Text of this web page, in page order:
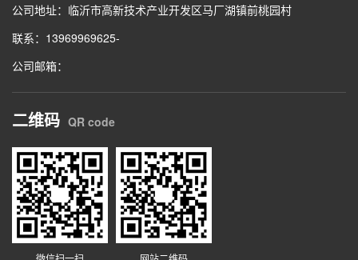
公司地址：临沂市高新技术产业开发区马厂湖镇前桃园村
联系：13969969625-
公司邮箱：
二维码 QR code